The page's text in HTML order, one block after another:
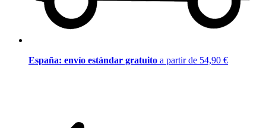
España: envío estándar gratuito a partir de 54,90 €